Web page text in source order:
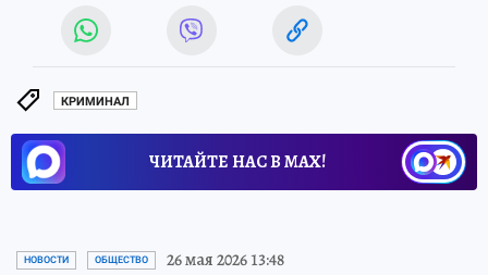
КРИМИНАЛ
ЧИТАЙТЕ НАС В МАХ!
НОВОСТИ ОБЩЕСТВО 26 мая 2026 13:48